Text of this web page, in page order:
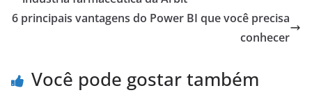
6 principais vantagens do Power BI que você precisa
conhecer
Você pode gostar também